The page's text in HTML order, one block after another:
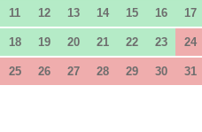
11 12 13 14 15 16 17
18 19 20 21 22 23 24
25 26 27 28 29 30 31